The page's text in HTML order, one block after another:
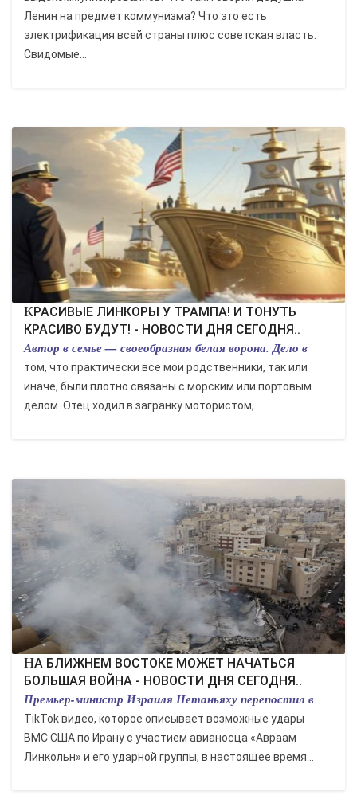
Ленин на предмет коммунизма? Что это есть
электрификация всей страны плюс советская власть.
Свидомые...
КРАСИВЫЕ ЛИНКОРЫ У ТРАМПА! И ТОНУТЬ
КРАСИВО БУДУТ! - НОВОСТИ ДНЯ СЕГОДНЯ..
Автор в семье — своеобразная белая ворона. Дело в
том, что практически все мои родственники, так или
иначе, были плотно связаны с морским или портовым
делом. Отец ходил в загранку мотористом,...
НА БЛИЖНЕМ ВОСТОКЕ МОЖЕТ НАЧАТЬСЯ
БОЛЬШАЯ ВОЙНА - НОВОСТИ ДНЯ СЕГОДНЯ..
Премьер-министр Израиля Нетаньяху перепостил в
TikTok видео, которое описывает возможные удары
ВМС США по Ирану с участием авианосца «Авраам
Линкольн» и его ударной группы, в настоящее время...